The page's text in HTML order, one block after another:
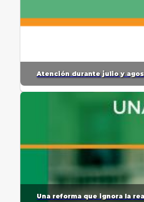
Atención durante julio y
Una reforma que ignora la